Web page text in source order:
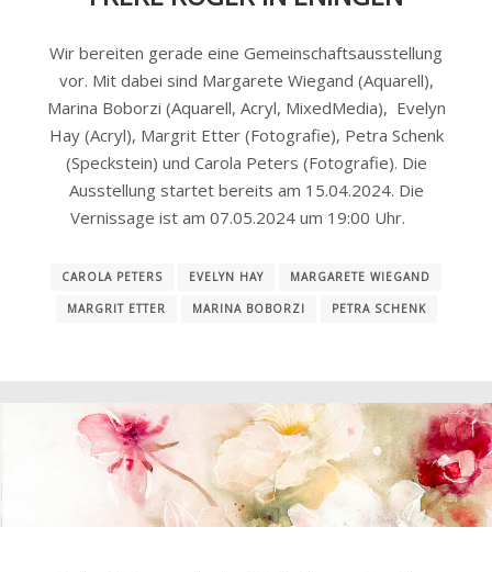
Wir bereiten gerade eine Gemeinschaftsausstellung
vor. Mit dabei sind Margarete Wiegand (Aquarell),
Marina Boborzi (Aquarell, Acryl, MixedMedia), Evelyn
Hay (Acryl), Margrit Etter (Fotografie), Petra Schenk
(Speckstein) und Carola Peters (Fotografie). Die
Ausstellung startet bereits am 15.04.2024. Die
Vernissage ist am 07.05.2024 um 19:00 Uhr.
CAROLA PETERS EVELYN HAY MARGARETE WIEGAND
MARGRIT ETTER MARINA BOBORZI PETRA SCHENK